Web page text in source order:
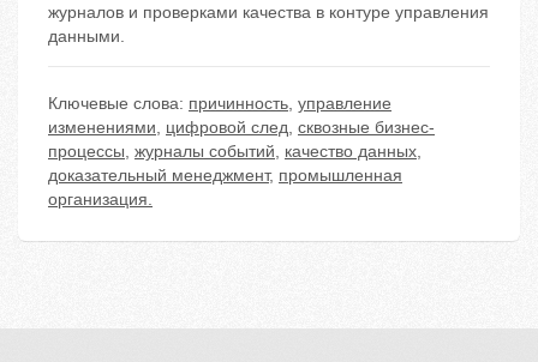
журналов и проверками качества в контуре управления
данными.
Ключевые слова: причинность, управление
изменениями, цифровой след, сквозные бизнес-
процессы, журналы событий, качество данных,
доказательный менеджмент, промышленная
организация.